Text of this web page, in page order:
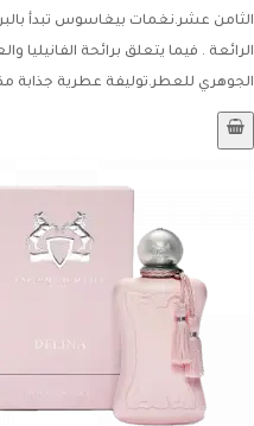
الثامن عشر.نغمات بيغاسوس تبدأ
الرائعة . فيما يتعلق برائحة
الجوهري للعطر.توليفة عطرية جذابة